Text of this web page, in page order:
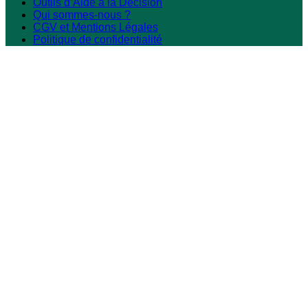
Qui sommes-nous ?
CGV et Mentions Légales
Politique de confidentialité